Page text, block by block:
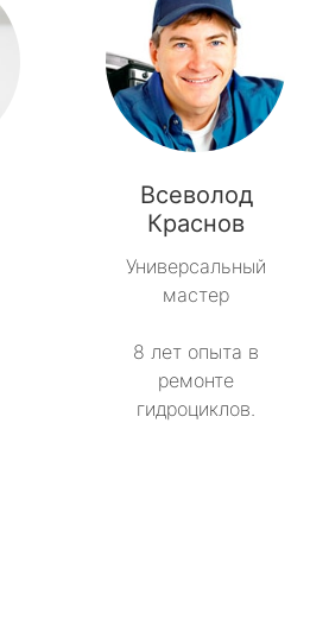
Всеволод
Краснов
Универсальный
мастер
8 лет опыта в
ремонте
гидроциклов.